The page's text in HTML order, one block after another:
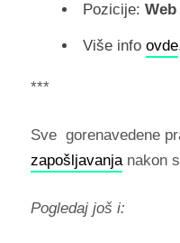
Pozicije: Web
Više info ovde
***
Sve gorenavedene
zapošljavanjanakon
Pogledaj još i: